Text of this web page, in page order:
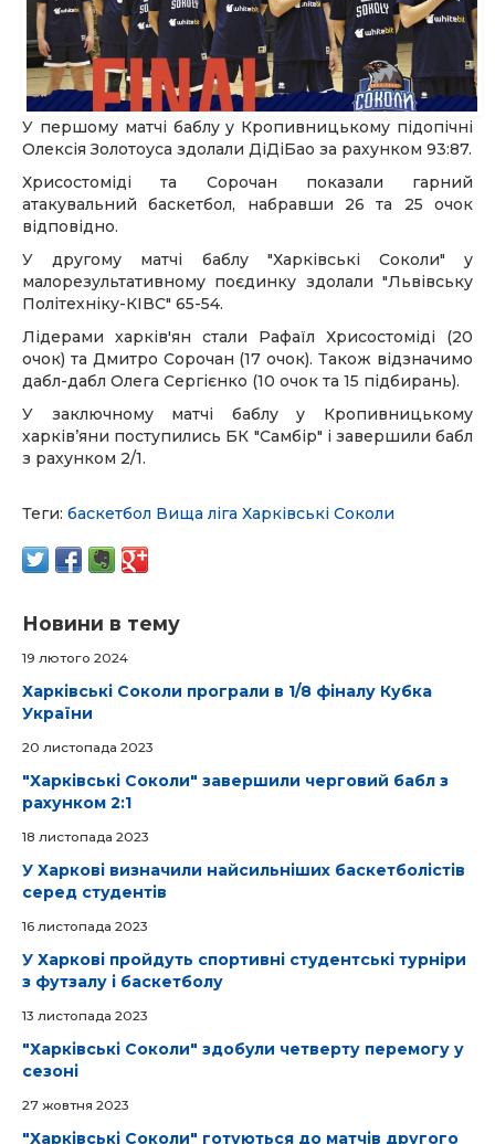
У першому матчі баблу у Кропивницькому підопічні
Олексія Золотоуса здолали ДіДіБао за рахунком 93:87.
Хрисостоміді та Сорочан показали гарний
атакувальний баскетбол, набравши 26 та 25 очок
відповідно.
У другому матчі баблу "Харківські Соколи" у
малорезультативному поєдинку здолали "Львівську
Політехніку-КІВС" 65-54.
Лідерами харків'ян стали Рафаїл Хрисостоміді (20
очок) та Дмитро Сорочан (17 очок). Також відзначимо
дабл-дабл Олега Сергієнко (10 очок та 15 підбирань).
У заключному матчі баблу у Кропивницькому
харківʼяни поступились БК "Самбір" і завершили бабл
з рахунком 2/1.
Теги: баскетбол Вища ліга Харківські Соколи
Новини в тему
19 лютого 2024
Харківські Соколи програли в 1/8 фіналу Кубка
України
20 листопада 2023
"Харківські Соколи" завершили черговий бабл з
рахунком 2:1
18 листопада 2023
У Харкові визначили найсильніших баскетболістів
серед студентів
16 листопада 2023
У Харкові пройдуть спортивні студентські турніри
з футзалу і баскетболу
13 листопада 2023
"Харківські Соколи" здобули четверту перемогу у
сезоні
27 жовтня 2023
"Харківські Соколи" готуються до матчів другого